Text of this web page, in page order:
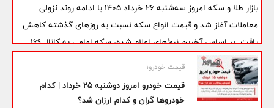
بازار طلا و سکه امروز سه‌شنبه 26 خرداد 1405 با ادامه روند نزولی
معاملات آغاز شد و قیمت انواع سکه نسبت به روزهای گذشته کاهش
یافت. بر اساس آخرین نرخ‌های اعلام شده، سکه امامی به کانال 169
میلیون تومان سقوط کرده و همچنان تحت تأثیر نوسانات نرخ ارز و
تحولات سیاسی قرار دارد.
قیمت خودرو؛
قیمت خودرو امروز دوشنبه ۲۵ خرداد | کدام
خودروها گران و کدام ارزان شد؟